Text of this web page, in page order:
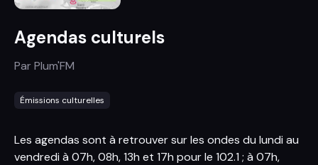
Agendas culturels
ParPlum'FM
Émissions culturelles
Les agendas sont à retrouver sur les ondes du lundi au
vendredi à 07h, 08h, 13h et 17h pour le 102.1 ; à 07h,